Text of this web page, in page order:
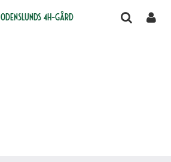
Odenslunds 4H-gård